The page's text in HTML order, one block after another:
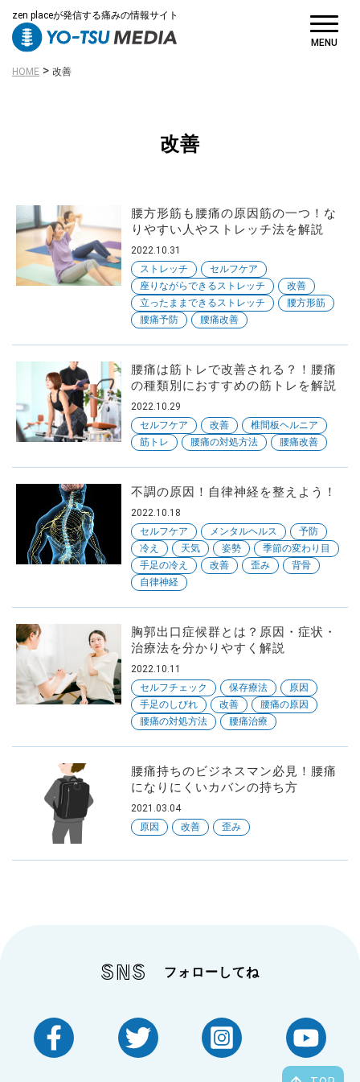
zen placeが発信する痛みの情報サイト
MENU
から探す
原因・きっかけ
から探す
対策・対処方法
から探す
SNS フォローしてね
HOME > 改善
改善
腰方形筋も腰痛の原因筋の一つ！な
りやすい人やストレッチ法を解説
2022.10.31
ストレッチ
セルフケア
座りながらできるストレッチ
改善
立ったままできるストレッチ
腰方形筋
腰痛予防
腰痛改善
腰痛は筋トレで改善される？！腰痛
の種類別におすすめの筋トレを解説
2022.10.29
セルフケア
改善
椎間板ヘルニア
筋トレ
腰痛の対処方法 腰痛改善
不調の原因！自律神経を整えよう！
2022.10.18
セルフケア
メンタルヘルス
予防
冷え
天気 姿勢
季節の変わり目
手足の冷え
改善 歪み
背骨
自律神経
胸郭出口症候群とは？原因・症状・
治療法を分かりやすく解説
2022.10.11
セルフチェック
保存療法
原因
手足のしびれ
改善
腰痛の原因
腰痛の対処方法
腰痛治療
腰痛持ちのビジネスマン必見！腰痛
になりにくいカバンの持ち方
2021.03.04
原因
改善 歪み
SNS フォローしてね